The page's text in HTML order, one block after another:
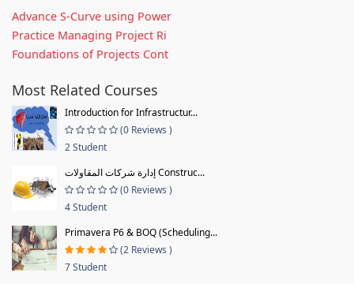
Advance S-Curve using Power
Practice Managing Project Ri
Foundations of Projects Cont
Most Related Courses
Introduction for Infrastructur...
(0 Reviews )
2 Student
إدارة شركات المقاولات Construc...
(0 Reviews )
4 Student
Primavera P6 & BOQ (Scheduling...
(2 Reviews )
7 Student